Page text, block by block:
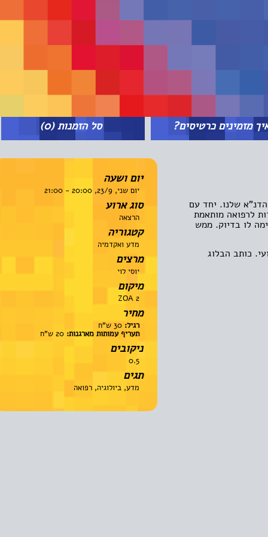
כרטיסים? סל הזמנות(0)
שלנו. יחד עם
לרפואה מותאמת
לו בדיוק. ממש
הבלוג
יום ושעה
יום שני, 23/9, 20:00 - 21:00
סוג ארוע
הרצאה
קטגוריה
מדע ואקדמיה
מרצים
יוסי לוי
מיקום
ZOA 2
מחיר
רגיל:30 ש"ח
תעריף עמותות מארגנות:20 ש"ח
ניקובים
תגים
מדע, ביולוגיה, רפואה